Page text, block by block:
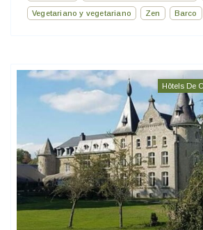
Vegetariano y vegetariano Zen Barco
Hôtels De